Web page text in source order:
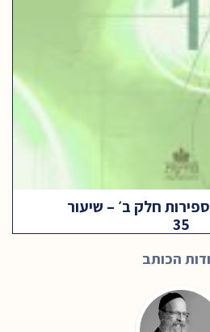
חלק ב׳ – שיעור
35
הכותב